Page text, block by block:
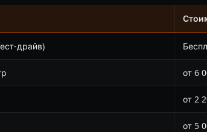
драйв)
от 6
от 2
от 5